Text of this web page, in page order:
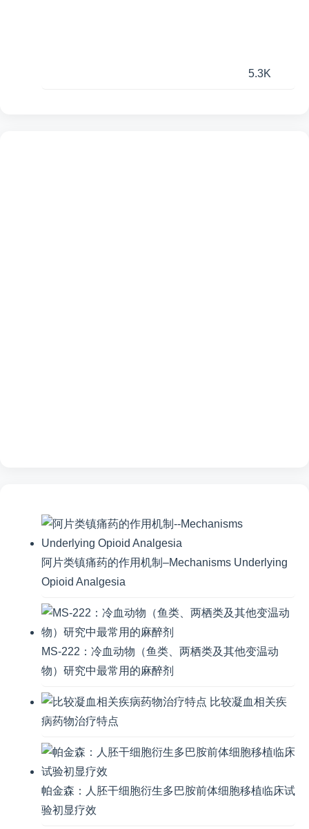
5.3K
阿片类镇痛药的作用机制–Mechanisms Underlying
Opioid Analgesia
MS-222：冷血动物（鱼类、两栖类及其他变温动
物）研究中最常用的麻醉剂
比较凝血相关疾
病药物治疗特点
帕金森：人胚干细胞衍生多巴胺前体细胞移植临床试
验初显疗效